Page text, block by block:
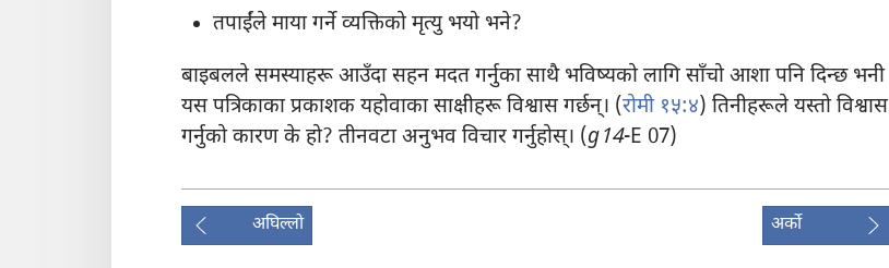
तपाईंले माया गर्ने व्यक्तिको मृत्यु भयो भने?
बाइबलले समस्याहरू आउँदा सहन मदत गर्नुका साथै भविष्यको लागि साँचो आशा पनि दिन्छ भनी
यस पत्रिकाका प्रकाशक यहोवाका साक्षीहरू विश्वास गर्छन्‌। (रोमी १५:४) तिनीहरूले यस्तो विश्वास
गर्नुको कारण के हो? तीनवटा अनुभव विचार गर्नुहोस्। (g14-E 07)
अघिल्लो अर्को